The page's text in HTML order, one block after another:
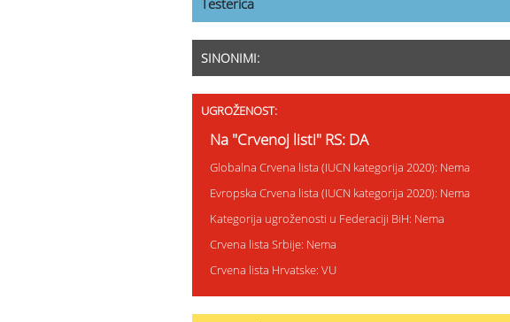
Testerica
SINONIMI:
UGROŽENOST:
Na "Crvenoj listi" RS: DA
Globalna Crvena lista (IUCN kategorija 2020): Nema
Evropska Crvena lista (IUCN kategorija 2020): Nema
Kategorija ugroženosti u Federaciji BiH: Nema
Crvena lista Srbije: Nema
Crvena lista Hrvatske: VU